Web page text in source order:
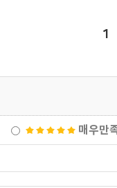
1
매우만